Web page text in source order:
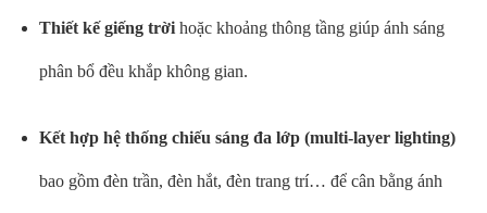
Thiết kế giếng trờihoặc khoảng thông tầng giúp ánh sáng
phân bổ đều khắp không gian.
Kết hợp hệ thống chiếu sáng đa lớp (multi-layer lighting)
bao gồm đèn trần, đèn hắt, đèn trang trí… để cân bằng ánh